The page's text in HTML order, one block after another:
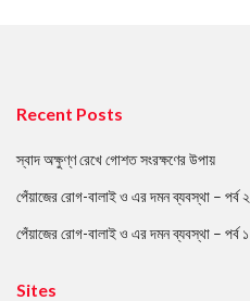
Recent Posts
স্বাদ অক্ষুণ্ণ রেখে গোশত সংরক্ষণের উপায়
পেঁয়াজের রোগ-বালাই ও এর দমন ব্যবস্থা – পর্ব ২
পেঁয়াজের রোগ-বালাই ও এর দমন ব্যবস্থা – পর্ব ১
Sites